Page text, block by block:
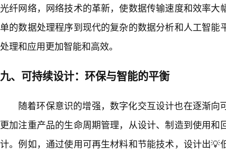
光纤网络，网络技术的革新，使数据传输速度和效率大
单的数据处理程序到现代的复杂的数据分析和人工智能
处理和应用更加智能和高效。
九、可持续设计：环保与智能的平衡
随着环保意识的增强，数字化交互设计也在逐渐向
更加注重产品的生命周期管理，从设计、制造到使用和
计。例如，通过使用可再生材料和节能技术，设计出💡